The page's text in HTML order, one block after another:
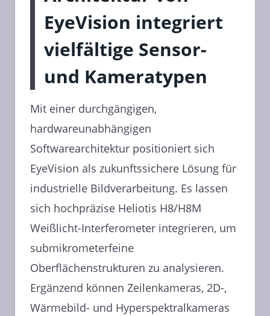
EyeVision integriert
vielfältige Sensor-
und Kameratypen
Mit einer durchgängigen,
hardwareunabhängigen
Softwarearchitektur positioniert sich
EyeVision als zukunftssichere Lösung für
industrielle Bildverarbeitung. Es lassen
sich hochpräzise Heliotis H8/H8M
Weißlicht-Interferometer integrieren, um
submikrometerfeine
Oberflächenstrukturen zu analysieren.
Ergänzend können Zeilenkameras, 2D-,
Wärmebild- und Hyperspektralkameras